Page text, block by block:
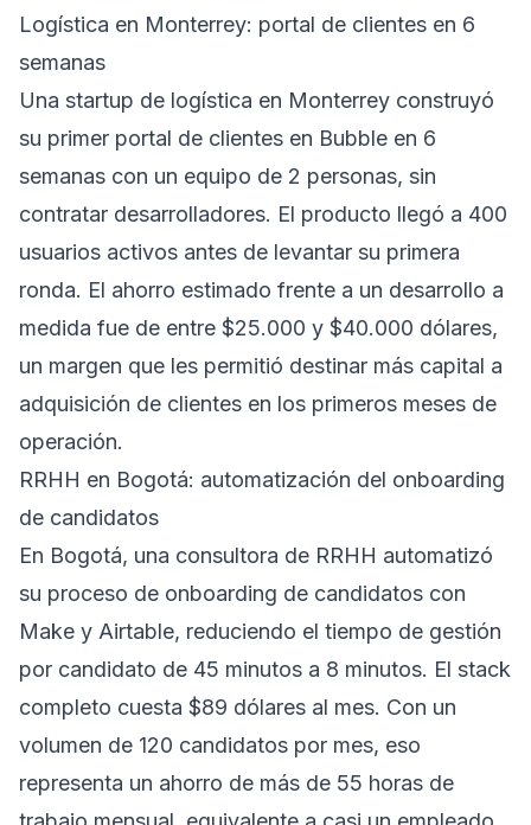
Logística en Monterrey: portal de clientes en 6
semanas
Una startup de logística en Monterrey construyó
su primer portal de clientes en Bubble en 6
semanas con un equipo de 2 personas, sin
contratar desarrolladores. El producto llegó a 400
usuarios activos antes de levantar su primera
ronda. El ahorro estimado frente a un desarrollo a
medida fue de entre $25.000 y $40.000 dólares,
un margen que les permitió destinar más capital a
adquisición de clientes en los primeros meses de
operación.
RRHH en Bogotá: automatización del onboarding
de candidatos
En Bogotá, una consultora de RRHH automatizó
su proceso de onboarding de candidatos con
Make y Airtable, reduciendo el tiempo de gestión
por candidato de 45 minutos a 8 minutos. El stack
completo cuesta $89 dólares al mes. Con un
volumen de 120 candidatos por mes, eso
representa un ahorro de más de 55 horas de